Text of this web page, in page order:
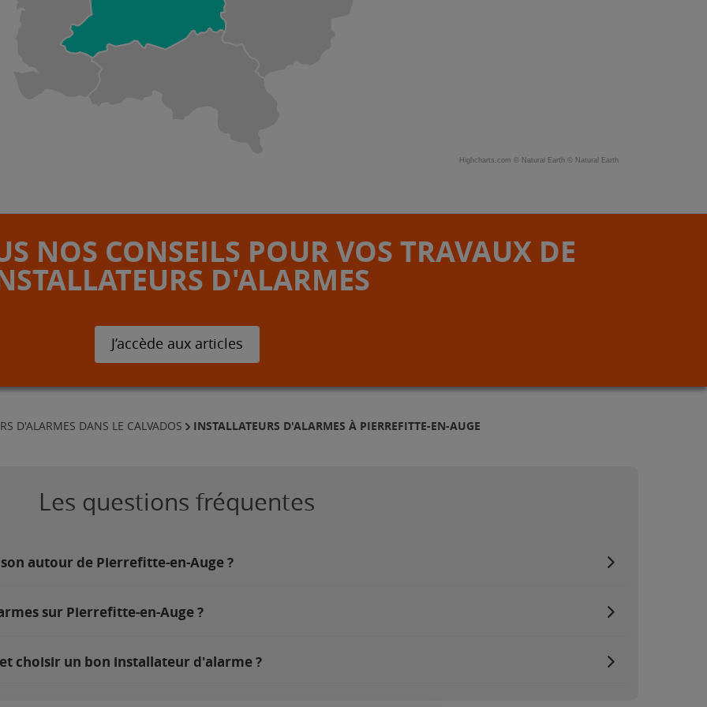
Highcharts.com © Natural Earth © Natural Earth
NOS CONSEILS POUR VOS TRAVAUX DE
D'ALARMES
J’accède aux articles
D'ALARMES DANS LE CALVADOS INSTALLATEURS D'ALARMES À PIERREFITTE-EN-AUGE
Les questions fréquentes
autour de Pierrefitte-en-Auge ?
sur Pierrefitte-en-Auge ?
choisir un bon installateur d'alarme ?